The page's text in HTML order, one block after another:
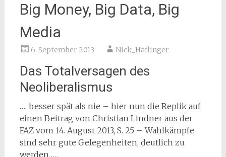
Big Money, Big Data, Big
Media
6. September 2013 Nick_Haflinger
Das Totalversagen des
Neoliberalismus
…. besser spät als nie – hier nun die Replik auf
einen Beitrag von Christian Lindner aus der
FAZ vom 14. August 2013, S. 25 – Wahlkämpfe
sind sehr gute Gelegenheiten, deutlich zu
werden ….